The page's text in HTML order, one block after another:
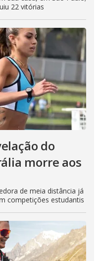
22 vitórias
do
morre aos
de meia distância já
competições estudantis